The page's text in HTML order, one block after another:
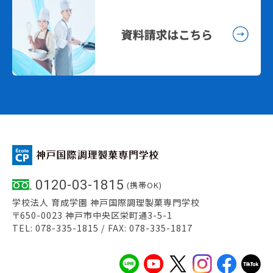
0120-03-1815 (携帯OK)
学校法人 育成学園 神戸国際調理製菓専門学校
〒650-0023 神戸市中央区栄町通3-5-1
TEL: 078-335-1815 / FAX: 078-335-1817